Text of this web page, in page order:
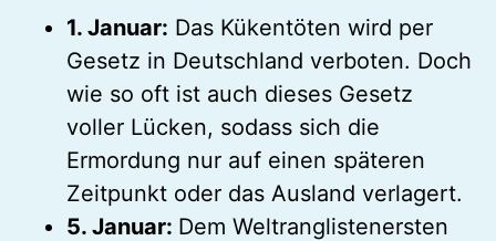
1. Januar: Das Kükentöten wird per
Gesetz in Deutschland verboten. Doch
wie so oft ist auch dieses Gesetz
voller Lücken, sodass sich die
Ermordung nur auf einen späteren
Zeitpunkt oder das Ausland verlagert.
5. Januar: Dem Weltranglistenersten